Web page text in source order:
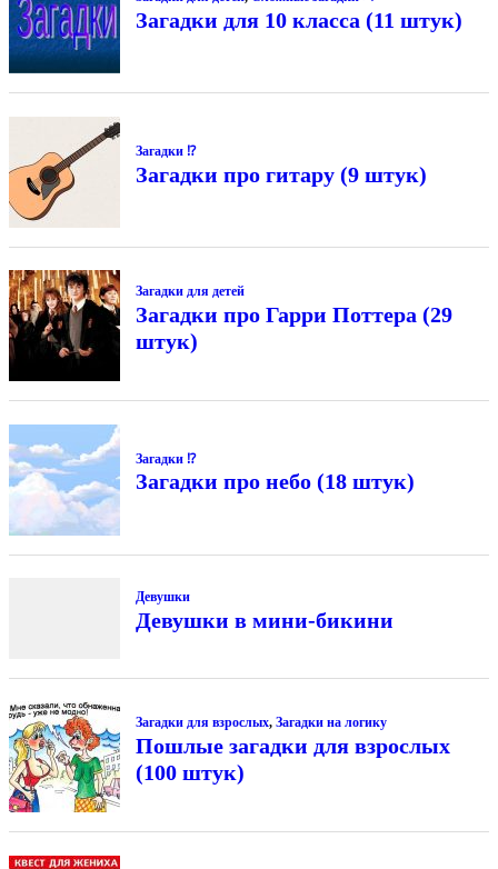
Загадки для 10 класса (11 штук)
Загадки ⁉
Загадки про гитару (9 штук)
Загадки для детей
Загадки про Гарри Поттера (29
штук)
Загадки ⁉
Загадки про небо (18 штук)
Девушки
Девушки в мини-бикини
Загадки для взрослых, Загадки на логику
Пошлые загадки для взрослых
(100 штук)